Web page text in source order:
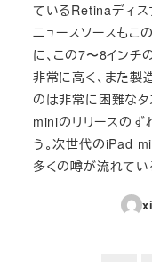
ているRetinaディス
ニュースソースもこ
に、この7〜8インチ
非常に高く、また製
のは非常に困難な
miniのリリースの
う。次世代のiPad
多くの噂が流れて